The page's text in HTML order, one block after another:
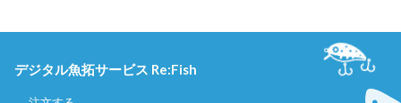
デジタル魚拓サービス Re:Fish